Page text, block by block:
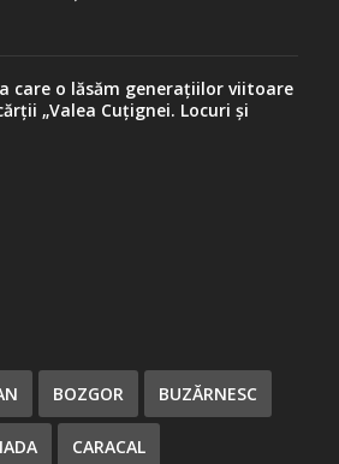
care o lăsăm generațiilor viitoare
„Valea Cuțignei. Locuri și
BOZGOR BUZĂRNESC
CARACAL